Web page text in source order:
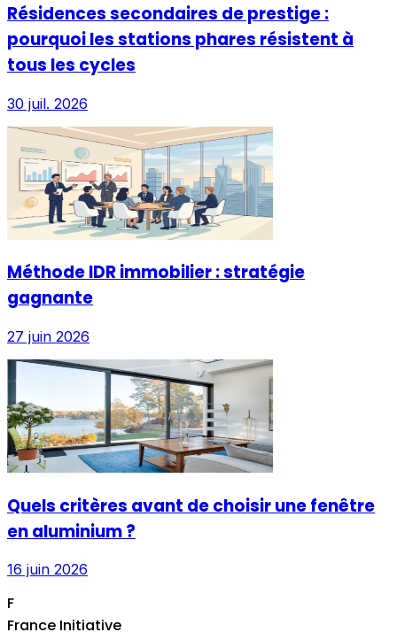
Résidences secondaires de prestige :
pourquoi les stations phares résistent à
tous les cycles
30 juil. 2026
Méthode IDR immobilier : stratégie
gagnante
27 juin 2026
Quels critères avant de choisir une fenêtre
en aluminium ?
16 juin 2026
F
France Initiative